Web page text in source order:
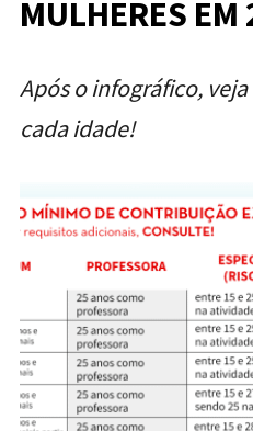
MULHERES
Após o infográfico,
cada idade!